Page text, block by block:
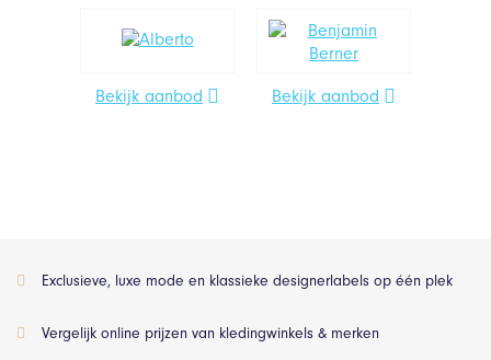
Bekijk aanbod Bekijk aanbod
Exclusieve, luxe mode en klassieke designerlabels op één plek
Vergelijk online prijzen van kledingwinkels & merken